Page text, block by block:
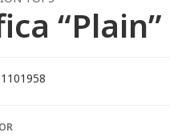
“Plain”